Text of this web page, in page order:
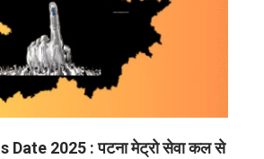
Date 2025 : पटना मेट्रो सेवा कल से